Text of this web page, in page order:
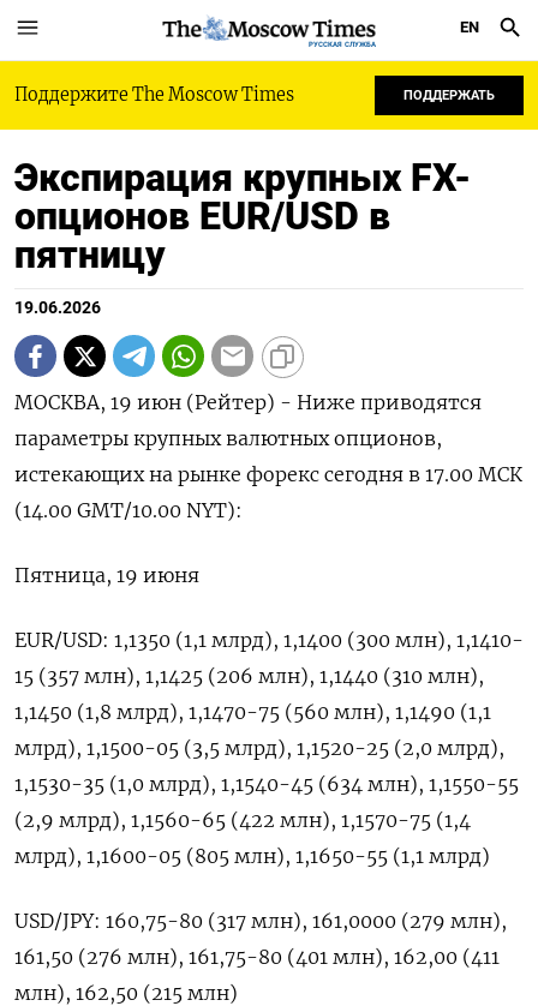
РУССКАЯ СЛУЖБА
EN
Поддержите The Moscow Times ПОДДЕРЖАТЬ
Экспирация крупных FX-
опционов EUR/USD в
пятницу
19.06.2026
МОСКВА, 19 июн (Рейтер) - Ниже приводятся
параметры крупных валютных опционов,
истекающих на рынке ‌форекс сегодня в 17.00 МСК
(14.00 GMT/10.00 NYT):
Пятница, 19 июня
EUR/USD: 1,1350 (1,1 млрд), 1,1400 (300 ​млн), ​1,1410-
15 (357 млн), ​1,1425 (206 млн), 1,1440 (310 ⁠млн),
1,1450 (1,8 ‌млрд), 1,1470-75 (560 млн), 1,1490 (1,1
‌млрд), 1,1500-05 (3,5 млрд), 1,1520-25 (2,0 млрд),
1,1530-35 (1,0 млрд), ​1,1540-45 (634 млн), 1,1550-55
(2,9 млрд), 1,1560-65 (422 ‌млн), 1,1570-75 (1,4
млрд), 1,1600-05 (805 млн), ​1,1650-55 (1,1 млрд)
USD/JPY: 160,75-80 (317 млн), 161,0000 (279 ‌млн),
161,50 (276 млн), 161,75-80 (401 млн), 162,00 (411
млн), 162,50 (215 млн)